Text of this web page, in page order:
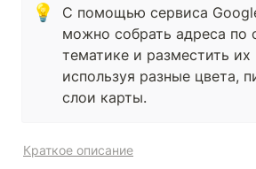
💡
С помощью сервиса
можно собрать адреса по
тематике и разместить их
используя разные цвета,
слои карты.
Краткое описание